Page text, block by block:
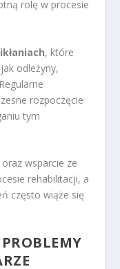
rolę w procesie
, które
odleżyny,
rozpoczęcie
tym
wsparcie ze
rehabilitacji, a
często wiąże się
PROBLEMY